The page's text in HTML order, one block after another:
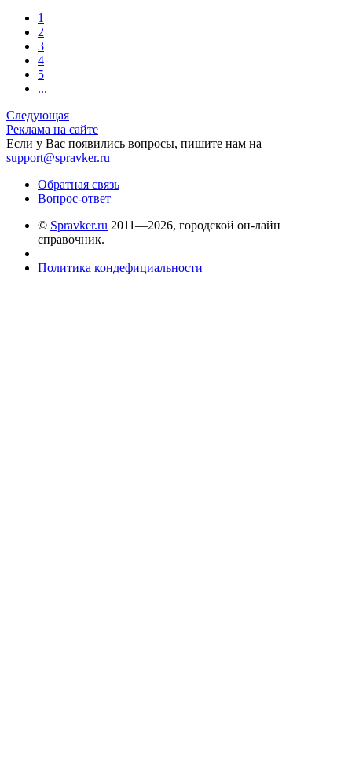
1
2
3
4
5
...
Следующая
Реклама на сайте
Если у Вас появились вопросы, пишите нам на
support@spravker.ru
Обратная связь
Вопрос-ответ
© Spravker.ru 2011—2026, городской он-лайн
справочник.
Политика кондефициальности